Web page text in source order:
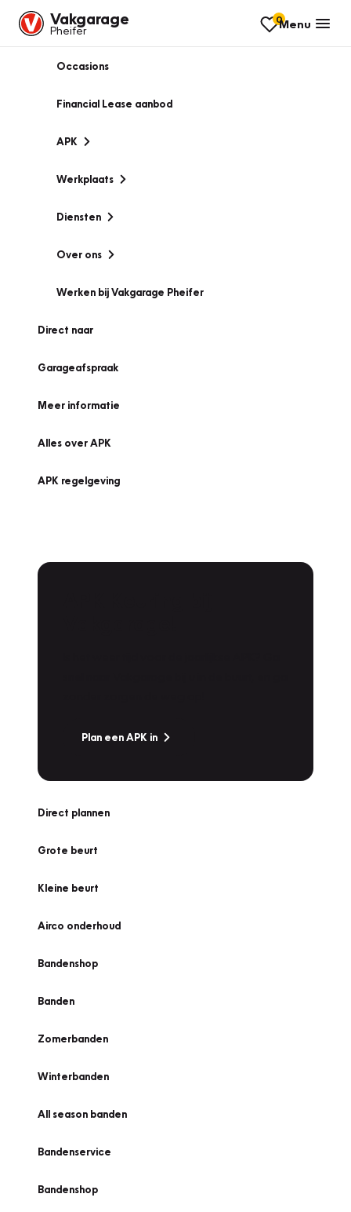
Vakgarage
Pheifer
0Menu
Occasions
Financial Lease aanbod
APK
Werkplaats
Diensten
Over ons
Werken bij Vakgarage Pheifer
Direct naar
Garageafspraak
Meer informatie
Alles over APK
APK regelgeving
Plan een APK in
Direct plannen
Grote beurt
Kleine beurt
Airco onderhoud
Bandenshop
Banden
Zomerbanden
Winterbanden
All season banden
Bandenservice
Bandenshop